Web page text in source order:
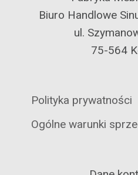
Biuro Handlowe
ul.
75-564
Polityka prywatności
Ogólne warunki